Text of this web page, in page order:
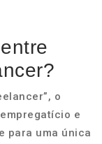
o
e
para uma única